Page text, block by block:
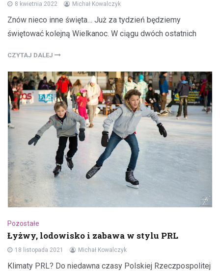
8 kwietnia 2022 Michał Kowalczyk
Znów nieco inne święta… Już za tydzień będziemy
świętować kolejną Wielkanoc. W ciągu dwóch ostatnich
CZYTAJ DALEJ
Pozostałe
Łyżwy, lodowisko i zabawa w stylu PRL
18 listopada 2021 Michał Kowalczyk
Klimaty PRL? Do niedawna czasy Polskiej Rzeczpospolitej